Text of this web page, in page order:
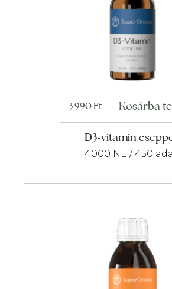
D3-vitamin
4000 NE / 450
3 990Ft Kosárba